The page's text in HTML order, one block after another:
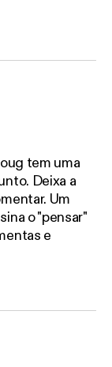
tem uma
Deixa a
Um
o "pensar"
e